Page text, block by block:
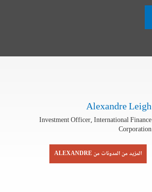
Alexandre Leigh
Investment Officer, International Finance
Corporation
المزيد من المدونات من ALEXANDRE